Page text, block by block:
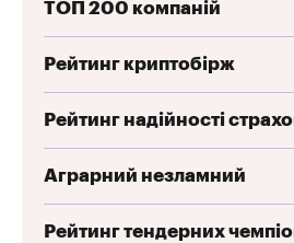
ТОП 200 компаній
Рейтинг криптобірж
Рейтинг надійності
Аграрний незламний
Рейтинг тендерних